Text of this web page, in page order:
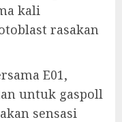
kali
rasakan
E01,
untuk gaspoll
sensasi